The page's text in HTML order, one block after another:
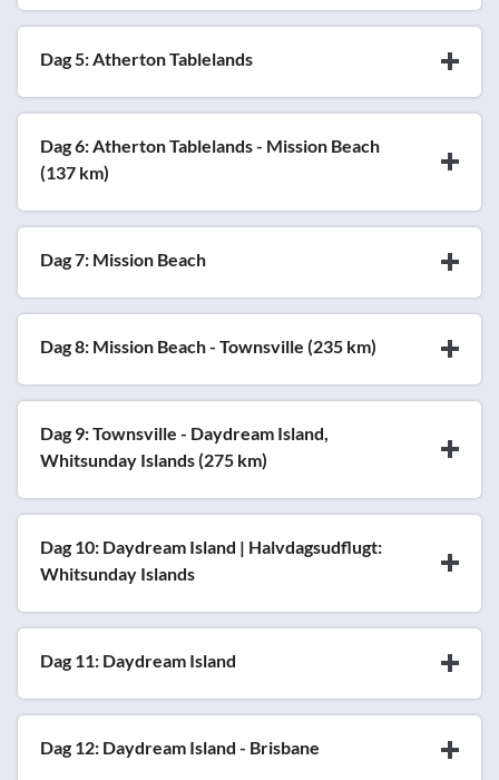
Dag 5: Atherton Tablelands
Dag 6: Atherton Tablelands - Mission Beach
(137 km)
Dag 7: Mission Beach
Dag 8: Mission Beach - Townsville (235 km)
Dag 9: Townsville - Daydream Island,
Whitsunday Islands (275 km)
Dag 10: Daydream Island | Halvdagsudflugt:
Whitsunday Islands
Dag 11: Daydream Island
Dag 12: Daydream Island - Brisbane